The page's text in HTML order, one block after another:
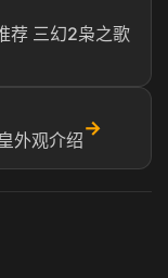
荐 三幻2枭之歌
外观介绍
→